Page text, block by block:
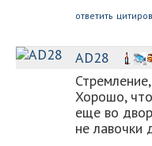
ответить
AD28
Хорошо,
еще во
не лавочки